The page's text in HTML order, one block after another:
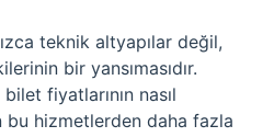
teknik altyapılar değil,
bir yansımasıdır.
bilet fiyatlarının nasıl
hizmetlerden daha fazla